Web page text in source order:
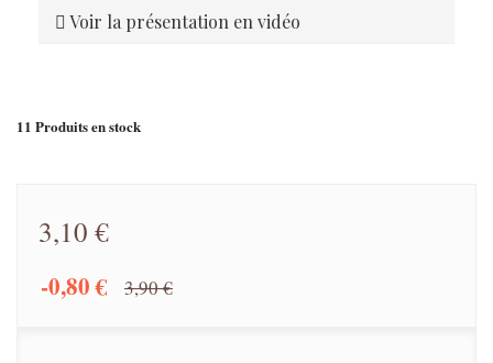
Voir la présentation en vidéo
11 Produits en stock
3,10 €
-0,80 € 3,90 €